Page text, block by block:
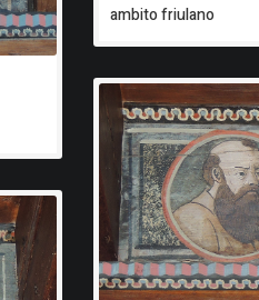
ambito friulano